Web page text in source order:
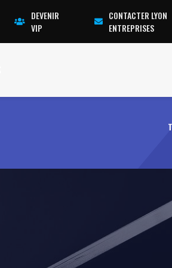
DEVENIR
VIP
CONTACTER LYON
ENTREPRISES